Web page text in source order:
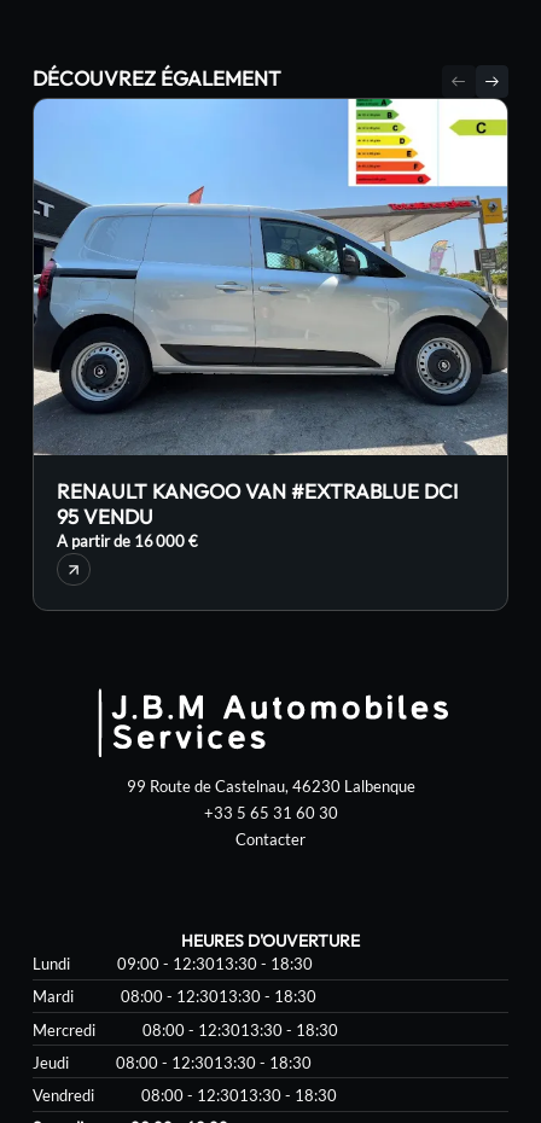
DÉCOUVREZ ÉGALEMENT
RENAULT KANGOO VAN #EXTRABLUE DCI
95 VENDU
A partir de 16 000 €
99 Route de Castelnau, 46230 Lalbenque
+33 5 65 31 60 30
Contacter
HEURES D'OUVERTURE
Lundi 09:00 - 12:3013:30 - 18:30
Mardi
08:00 - 12:3013:30 - 18:30
Mercredi
08:00 - 12:3013:30 - 18:30
Jeudi
08:00 - 12:3013:30 - 18:30
Vendredi
08:00 - 12:3013:30 - 18:30